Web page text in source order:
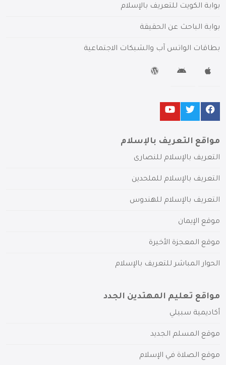
بوابة الكويت للتعريف بالإسلام
بوابة الباحث عن الحقيقة
بطاقات الواتس آب والشبكات الاجتماعية
مواقع التعريف بالإسلام
التعريف بالإسلام للنصارى
التعريف بالإسلام للملحدين
التعريف بالإسلام للهندوس
موقع الإيمان
موقع المعجزة الأخيرة
الحوار المباشر للتعريف بالإسلام
مواقع تعليم المهتدين الجدد
أكاديمية سبيلي
موقع المسلم الجديد
موقع الصلاة في الإسلام